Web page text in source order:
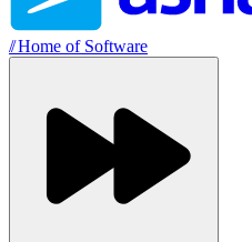
//Home of Software